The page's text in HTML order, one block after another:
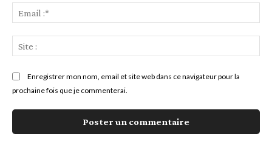
:*
:
Enregistrer mon nom, email et site web dans ce navigateur pour la
prochaine fois que je commenterai.